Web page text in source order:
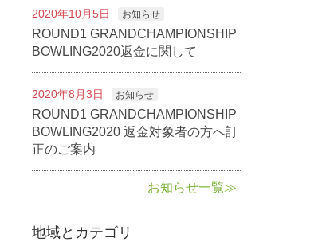
2020年10月5日 お知らせ
ROUND1 GRANDCHAMPIONSHIP
BOWLING2020返金に関して
2020年8月3日 お知らせ
ROUND1 GRANDCHAMPIONSHIP
BOWLING2020 返金対象者の方へ訂
正のご案内
お知らせ一覧≫
地域とカテゴリ